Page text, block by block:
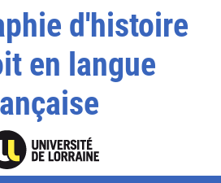
d'histoire
en langue